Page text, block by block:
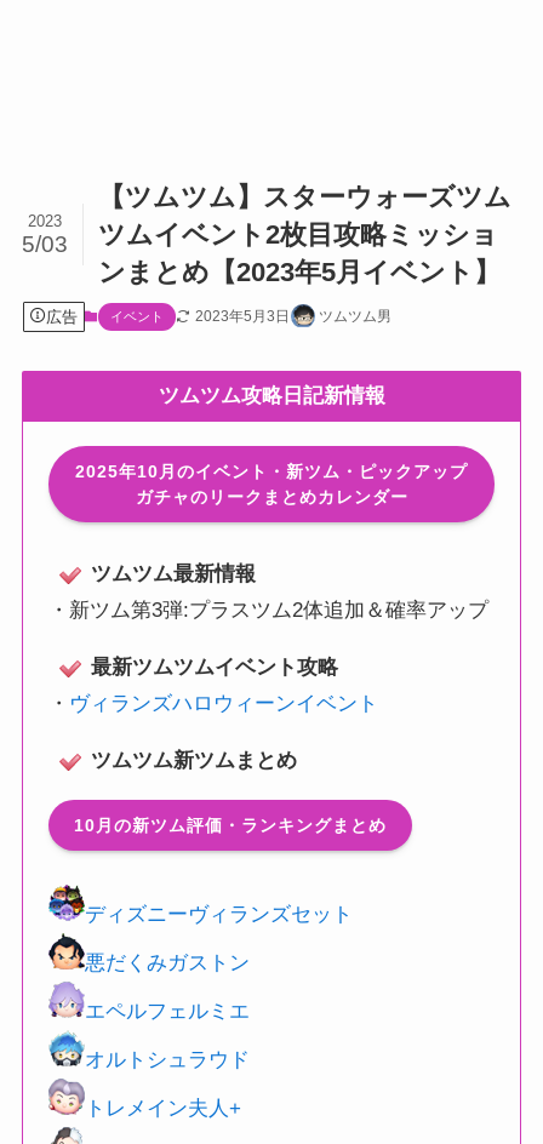
【ツムツム】スターウォーズツム
ツムイベント2枚目攻略ミッショ
ンまとめ【2023年5月イベント】
2023
5/03
広告 イベント 2023年5月3日 ツムツム男
ツムツム攻略日記新情報
2025年10月のイベント・新ツム・ピックアップ
ガチャのリークまとめカレンダー
ツムツム最新情報
・ 新ツム第3弾:プラスツム2体追加＆確率アップ
最新ツムツムイベント攻略
・ ヴィランズハロウィーンイベント
ツムツム新ツムまとめ
10月の新ツム評価・ランキングまとめ
ディズニーヴィランズセット
悪だくみガストン
エペルフェルミエ
オルトシュラウド
トレメイン夫人+